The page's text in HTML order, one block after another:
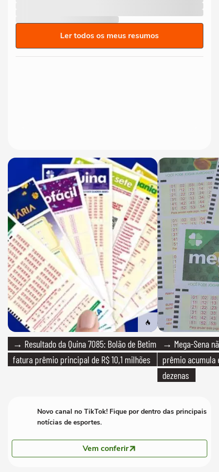
Ler todos os meus resumos
→ Resultado da Quina 7085: Bolão de Betim
fatura prêmio principal de R$ 10,1 milhões
→ Mega-Sena
prêmio acumula
dezenas
Novo canal no TikTok! Fique por dentro das principais
notícias de esportes.
Vem conferir